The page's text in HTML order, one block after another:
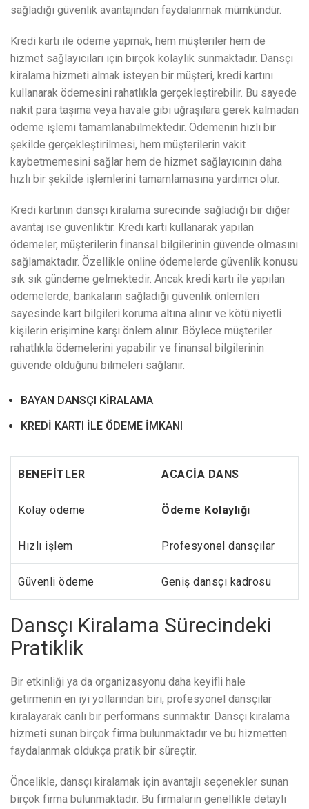
sağladığı güvenlik avantajından faydalanmak mümkündür.
Kredi kartı ile ödeme yapmak, hem müşteriler hem de
hizmet sağlayıcıları için birçok kolaylık sunmaktadır. Dansçı
kiralama hizmeti almak isteyen bir müşteri, kredi kartını
kullanarak ödemesini rahatlıkla gerçekleştirebilir. Bu sayede
nakit para taşıma veya havale gibi uğraşılara gerek kalmadan
ödeme işlemi tamamlanabilmektedir. Ödemenin hızlı bir
şekilde gerçekleştirilmesi, hem müşterilerin vakit
kaybetmemesini sağlar hem de hizmet sağlayıcının daha
hızlı bir şekilde işlemlerini tamamlamasına yardımcı olur.
Kredi kartının dansçı kiralama sürecinde sağladığı bir diğer
avantaj ise güvenliktir. Kredi kartı kullanarak yapılan
ödemeler, müşterilerin finansal bilgilerinin güvende olmasını
sağlamaktadır. Özellikle online ödemelerde güvenlik konusu
sık sık gündeme gelmektedir. Ancak kredi kartı ile yapılan
ödemelerde, bankaların sağladığı güvenlik önlemleri
sayesinde kart bilgileri koruma altına alınır ve kötü niyetli
kişilerin erişimine karşı önlem alınır. Böylece müşteriler
rahatlıkla ödemelerini yapabilir ve finansal bilgilerinin
güvende olduğunu bilmeleri sağlanır.
BAYAN DANSÇI KİRALAMA
KREDİ KARTI İLE ÖDEME İMKANI
BENEFİTLER ACACİA DANS
Kolay ödeme Ödeme Kolaylığı
Hızlı işlem Profesyonel dansçılar
Güvenli ödeme Geniş dansçı kadrosu
Dansçı Kiralama Sürecindeki
Pratiklik
Bir etkinliği ya da organizasyonu daha keyifli hale
getirmenin en iyi yollarından biri, profesyonel dansçılar
kiralayarak canlı bir performans sunmaktır. Dansçı kiralama
hizmeti sunan birçok firma bulunmaktadır ve bu hizmetten
faydalanmak oldukça pratik bir süreçtir.
Öncelikle, dansçı kiralamak için avantajlı seçenekler sunan
birçok firma bulunmaktadır. Bu firmaların genellikle detaylı